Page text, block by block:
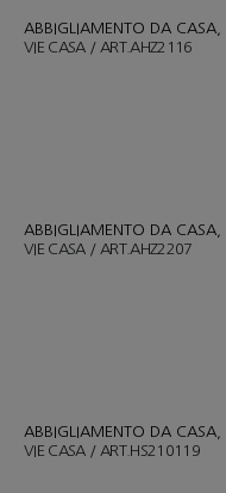
ABBIGLIAMENTO DA CASA
VIE CASA / ART.AHZ2116
ABBIGLIAMENTO DA CASA
VIE CASA / ART.AHZ2207
ABBIGLIAMENTO DA CASA
VIE CASA / ART.HS210119